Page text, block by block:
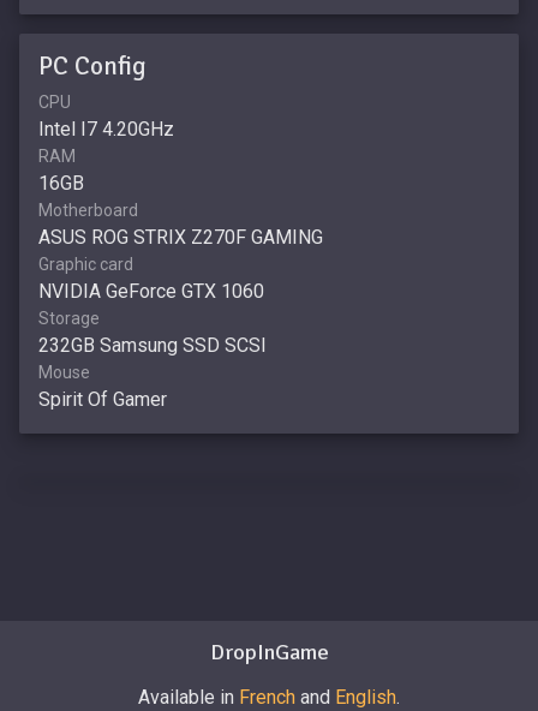
PC Config
CPU
Intel I7 4.20GHz
RAM
16GB
Motherboard
ASUS ROG STRIX Z270F GAMING
Graphic card
NVIDIA GeForce GTX 1060
Storage
232GB Samsung SSD SCSI
Mouse
Spirit Of Gamer
DropInGame
Available in French and English.